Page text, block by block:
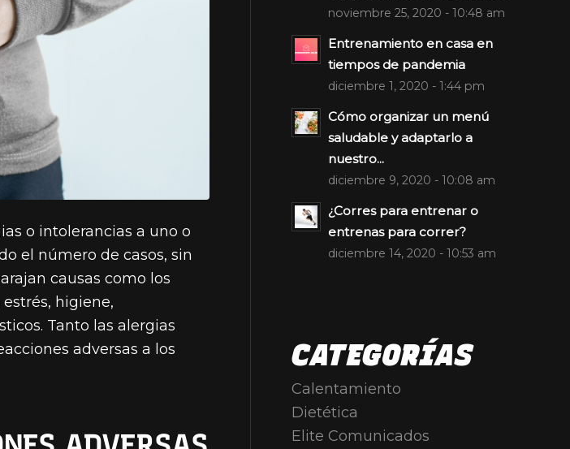
o intolerancias a uno o
el número de casos, sin
causas como los
higiene,
Tanto las alergias
adversas a los
noviembre 25, 2020 - 10:48 am
Entrenamiento en casa en
tiempos de pandemia
diciembre 1, 2020 - 1:44 pm
Cómo organizar un menú
saludable y adaptarlo a
nuestro...
diciembre 9, 2020 - 10:08 am
¿Corres para entrenar o
entrenas para correr?
diciembre 14, 2020 - 10:53 am
CATEGORÍAS
Calentamiento
Dietética
Elite Comunicados